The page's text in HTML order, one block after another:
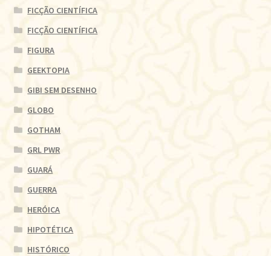
FICÇÃO CIENTÍFICA
FICÇÃO CIENTÍFICA
FIGURA
GEEKTOPIA
GIBI SEM DESENHO
GLOBO
GOTHAM
GRL PWR
GUARÁ
GUERRA
HERÓICA
HIPOTÉTICA
HISTÓRICO